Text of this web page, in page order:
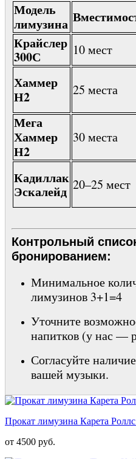
Модель
лимузина
Крайслер
300С 10 мест
Хаммер
Н2
25 места
Мега
Хаммер
Н2
30 места
Кадиллак
Эскалейд 20–25 мест
Контрольный
бронированием:
Минимальное
лимузинов 3+1=4
Уточните
напитков (у нас —
Согласуйте
вашей музыки.
Прокат лимузина Карета
от 4500 руб.